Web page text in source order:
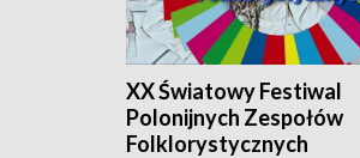
XX Światowy Festiwal
Polonijnych Zespołów
Folklorystycznych